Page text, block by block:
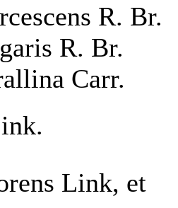
R. Br.
R. Br.
Carr.
Link, et